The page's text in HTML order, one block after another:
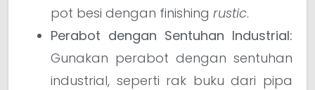
pot besi dengan finishing rustic.
Perabot dengan Sentuhan Industrial:
Gunakan perabot dengan sentuhan
industrial, seperti rak buku dari pipa